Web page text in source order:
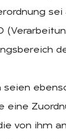
seien
eine
von ihm